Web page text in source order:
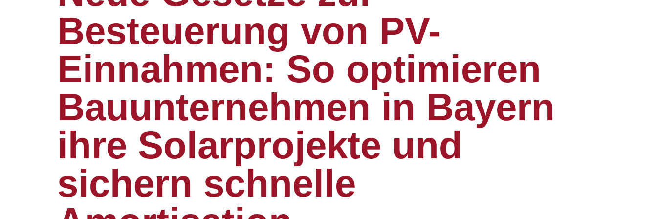
Besteuerung von PV-
Einnahmen: So optimieren
Bauunternehmen in Bayern
ihre Solarprojekte und
sichern schnelle